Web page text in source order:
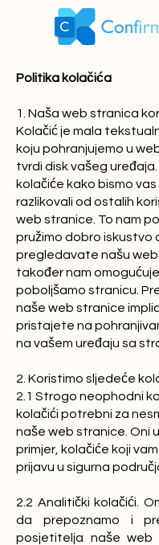
Politika kolačića
1. Naša web stranica
Kolačić je mala
koju pohranjujemo u
tvrdi disk vašeg
kolačiće kako bismo
razlikovali od ostalih
web stranice. To nam
pružimo dobro iskustvo
pregledavate našu web
također nam
poboljšamo stranicu.
naše web stranice
pristajete na
na vašem uređaju sa
2. Koristimo sljedeće
2.1 Strogo neophodni
kolačići potrebni za
naše web stranice. Oni
primjer, kolačiće koji
prijavu u sigurna
2.2 Analitički kolačići.
da prepoznamo i
posjetitelja naše